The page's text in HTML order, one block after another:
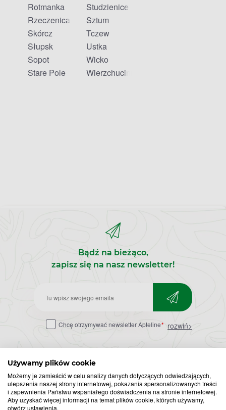
Używamy plików cookie
Możemy je zamieścić w celu analizy danych dotyczących odwiedzających,
ulepszenia naszej strony internetowej, pokazania spersonalizowanych treści
i zapewnienia Państwu wspaniałego doświadczenia na stronie internetowej.
Aby uzyskać więcej informacji na temat plików cookie, których używamy,
otwórz ustawienia.
Rotmanka
Rzeczenica
Skórcz
Słupsk
Sopot
Stare Pole
Studzienice
Sztum
Tczew
Ustka
Wicko
Wierzchucino
Bądź na bieżąco,
zapisz się na nasz newsletter!
Zapisz
do
Chcę otrzymywać newsletter Apteline* rozwiń>